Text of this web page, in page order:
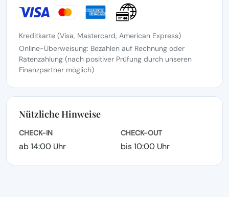
Kreditkarte (Visa, Mastercard, American Express)
Online-Überweisung: Bezahlen auf Rechnung oder
Ratenzahlung (nach positiver Prüfung durch unseren
Finanzpartner möglich)
Nützliche Hinweise
CHECK-IN
ab 14:00 Uhr
CHECK-OUT
bis 10:00 Uhr